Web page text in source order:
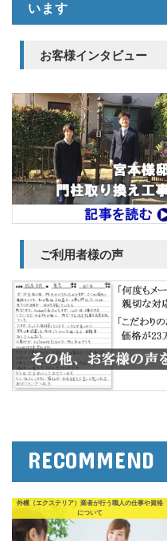
います
お客様インタビュー
ご利用者様の声
RECOMMEND
外構（エクステリア）業者が行う職人の仕事や資格
について